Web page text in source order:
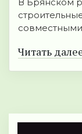
Читать